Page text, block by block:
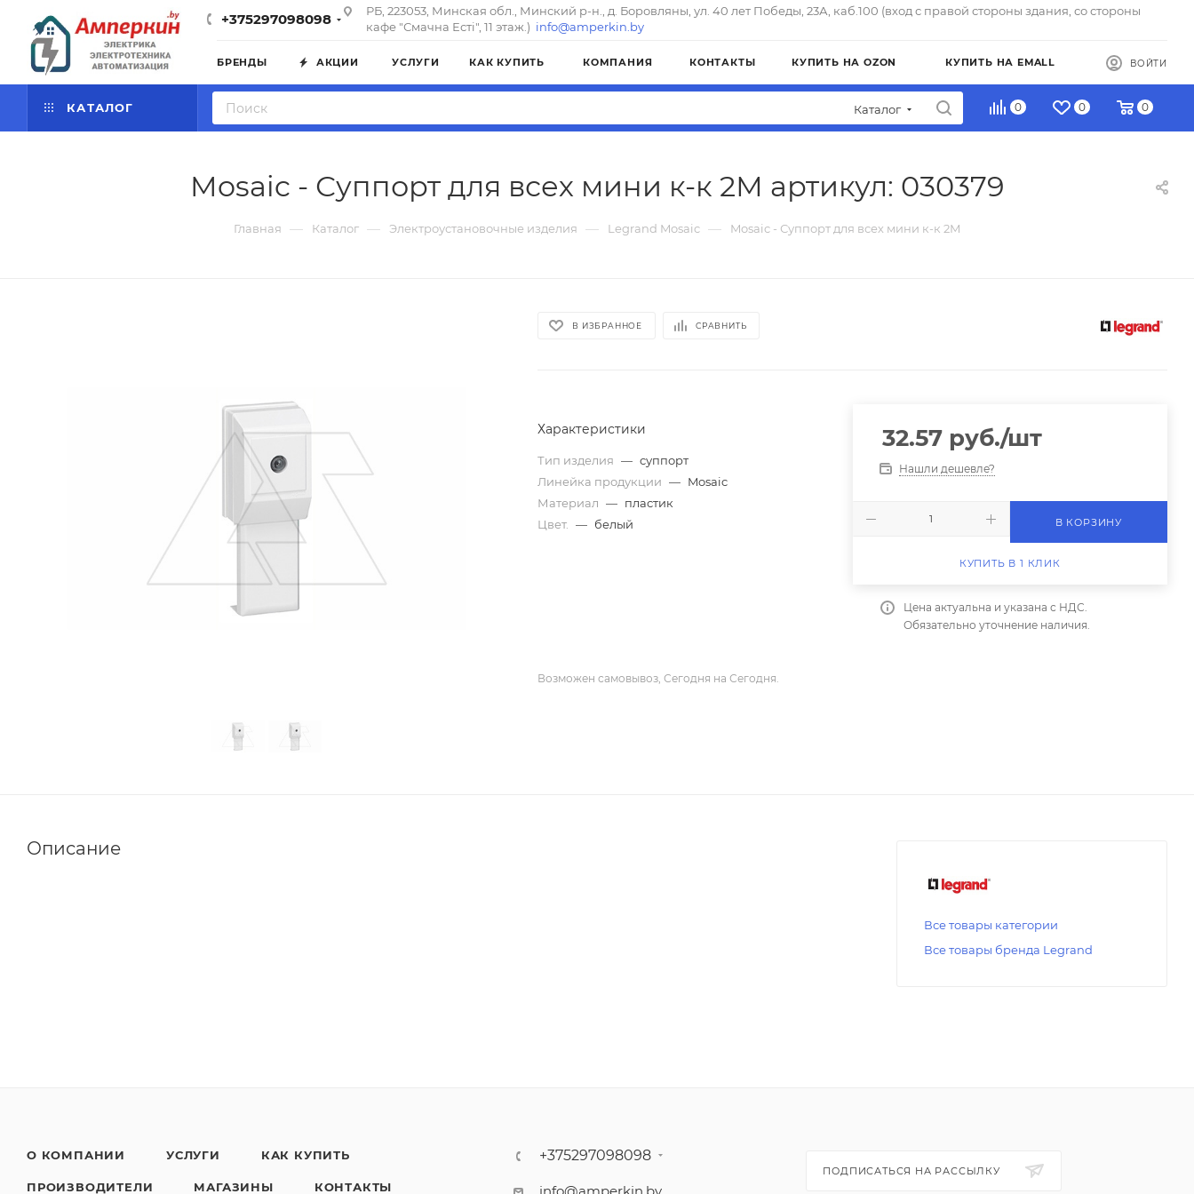
+375297098098
РБ, 223053, Минская обл., Минский р-н., д. Боровляны, ул. 40 лет Победы, 23А, каб.100 (вход с правой стороны здания, со стороны
кафе "Смачна Естi", 11 этаж.) info@amperkin.by
БРЕНДЫ АКЦИИ УСЛУГИ КАК КУПИТЬ КОМПАНИЯ КОНТАКТЫ КУПИТЬ НА OZON КУПИТЬ НА EMALL ВОЙТИ
КАТАЛОГ Каталог 0 0 0
Mosaic - Суппорт для всех мини к-к 2М артикул: 030379
Главная — Каталог — Электроустановочные изделия — Legrand Mosaic — Mosaic - Суппорт для всех мини к-к 2М
В ИЗБРАННОЕ СРАВНИТЬ
Характеристики
Тип изделия — суппорт
Линейка продукции — Mosaic
Материал — пластик
Цвет.
— белый
32.57руб./шт
Нашли дешевле?
В КОРЗИНУ
КУПИТЬ В 1 КЛИК
Цена актуальна и указана с НДС.
Обязательно уточнение наличия.
Возможен самовывоз, Сегодня на Сегодня.
Описание
Все товары категории
Все товары бренда Legrand
О КОМПАНИИ УСЛУГИ КАК КУПИТЬ
ПРОИЗВОДИТЕЛИ МАГАЗИНЫ КОНТАКТЫ
+375297098098
ПОДПИСАТЬСЯ НА РАССЫЛКУ